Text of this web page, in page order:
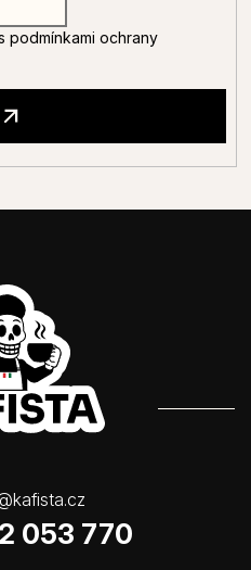
podmínkami ochrany
kafista.cz
053 770